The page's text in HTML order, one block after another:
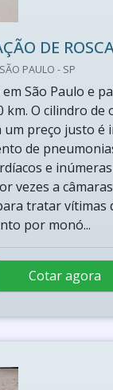
DE
PAULO - SP
São Paulo e
km. O cilindro de
um preço justo é
de
e
vezes a
tratar vítimas
por monó...
Cotar agora